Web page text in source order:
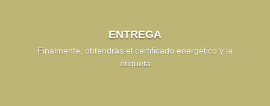
ENTREGA
Finalmente, obtendrás el certificado energético y la
etiqueta